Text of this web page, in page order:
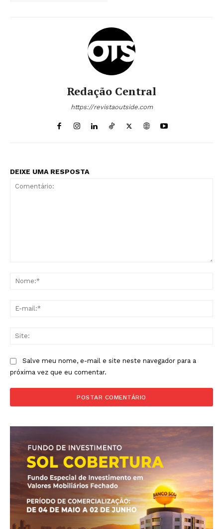
Redação Central
https://revistaoutside.com
DEIXE UMA RESPOSTA
Salve meu nome, e-mail e site neste navegador para a
próxima vez que eu comentar.